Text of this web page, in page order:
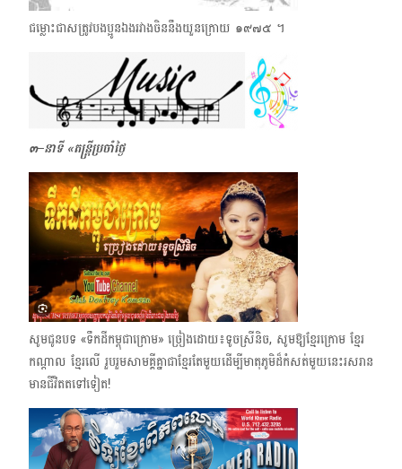
ជម្លោះជាសត្រូវបងប្អូនឯងរវាងចិន​នឹង​យួន​ក្រោយ​ ๑๙๗๕ ។
๓–នាទី«តន្ត្រីប្រចាំថ្ងៃ
សូមជូនបទ «ទឹកដីកម្ពុជាក្រោម» ច្រៀងដោយ៖ទូចស្រីនិច, សូមឱ្យខ្មែរក្រោម ខ្មែរ
កណ្ដាល ខ្មែរលើ រួបរួមសាមគ្គីគ្នាជាខ្មែរតែមួយដើម្បីមាតុភូមិដ៏កំសត់មួយនេះរសរាន
មានជីវិតតទៅទៀត!